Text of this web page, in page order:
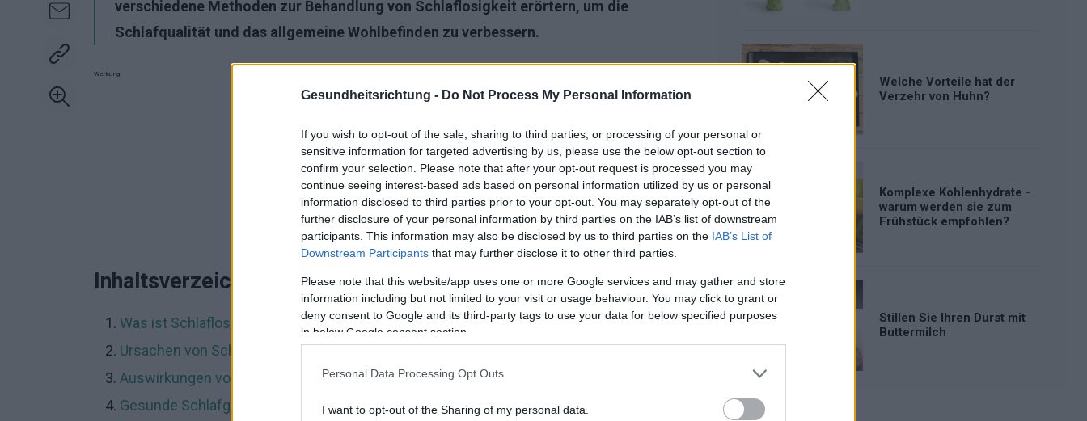
Gesundheitsrichtung - Do Not Process My Personal Information
If you wish to opt-out of the sale, sharing to third parties, or processing of your personal or
sensitive information for targeted advertising by us, please use the below opt-out section to
confirm your selection. Please note that after your opt-out request is processed you may
continue seeing interest-based ads based on personal information utilized by us or personal
information disclosed to third parties prior to your opt-out. You may separately opt-out of the
further disclosure of your personal information by third parties on the IAB’s list of downstream
participants. This information may also be disclosed by us to third parties on the IAB’s List of
Downstream Participants that may further disclose it to other third parties.
Please note that this website/app uses one or more Google services and may gather and store
information including but not limited to your visit or usage behaviour. You may click to grant or
deny consent to Google and its third-party tags to use your data for below specified purposes
in below Google consent section.
Personal Data Processing Opt Outs
I want to opt-out of the Sharing of my personal data.
verschiedene Methoden zur Behandlung von Schlaflosigkeit erörtern, um die
Schlafqualität und das allgemeine Wohlbefinden zu verbessern.
Werbung:
Inhaltsverzeichnis
Was ist Schlaflosigkeit?
Ursachen von Schlaflosigkeit
Auswirkungen von Schlaflosigkeit
Gesunde Schlafgewohnheiten
Welche Vorteile hat der
Verzehr von Huhn?
Komplexe Kohlenhydrate -
warum werden sie zum
Frühstück empfohlen?
Stillen Sie Ihren Durst mit
Buttermilch